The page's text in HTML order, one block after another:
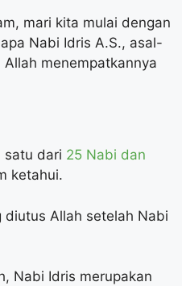
mari kita mulai dengan
Nabi Idris A.S., asal-
menempatkannya
satu dari 25 Nabi dan
ketahui.
Allah setelah Nabi
Nabi Idris merupakan